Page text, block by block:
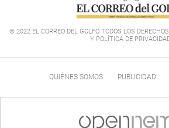
© 2022 EL CORREO DEL GOLFO TODOS LOS
Y POLÍTICA DE
QUIÉNES SOMOS PUBLICIDAD